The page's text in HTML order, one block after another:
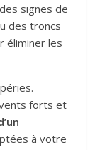
signes de
des troncs
éliminer les
forts et
à votre